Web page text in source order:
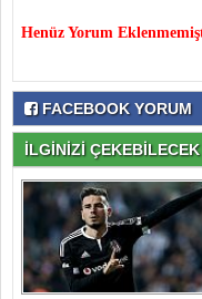
Henüz Yorum
FACEBOOK YORUM
İLGİNİZİ